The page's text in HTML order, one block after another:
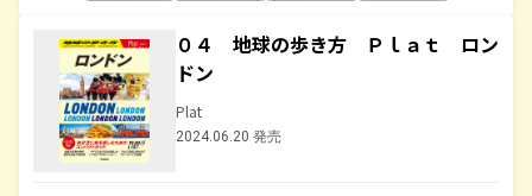
０４ 地球の歩き方 Ｐｌａｔ ロン
ドン
Plat
2024.06.20 発売